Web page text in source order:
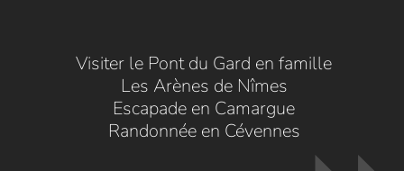
Visiter le Pont du Gard en famille
Les Arènes de Nîmes
Escapade en Camargue
Randonnée en Cévennes